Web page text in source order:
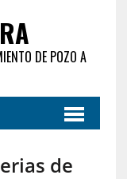
DE POZO A
de